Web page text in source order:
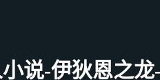
说-伊狄恩之龙